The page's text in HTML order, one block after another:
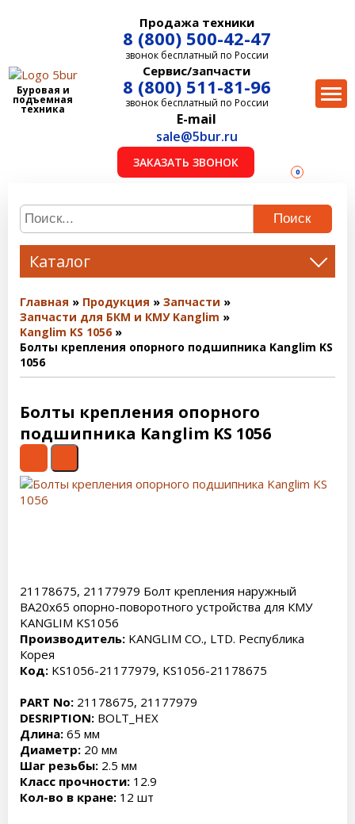
Буровая и
подъемная
техника
Продажа техники
8 (800) 500-42-47
звонок бесплатный по России
Сервис/запчасти
8 (800) 511-81-96
звонок бесплатный по России
E-mail
sale@5bur.ru
ЗАКАЗАТЬ ЗВОНОК
0
Поиск
Каталог
Главная Продукция
Запчасти
Запчасти для БКМ и КМУ Kanglim
Kanglim KS 1056
Болты крепления опорного подшипника Kanglim KS
1056
Болты крепления опорного
подшипника Kanglim KS 1056
21178675, 21177979 Болт крепления наружный
BA20x65 опорно-поворотного устройства для КМУ
KANGLIM KS1056
Производитель: KANGLIM CO., LTD. Республика
Корея
Код: KS1056-21177979, KS1056-21178675
PART No: 21178675, 21177979
DESRIPTION: BOLT_HEX
Длина: 65 мм
Диаметр: 20 мм
Шаг резьбы: 2.5 мм
Класс прочности: 12.9
Кол-во в кране: 12 шт